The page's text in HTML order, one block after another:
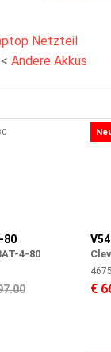
Netzteil
Andere Akkus
80
4-80
€